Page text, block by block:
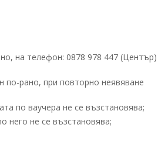
на телефон: 0878 978 447 (Център)
по-рано, при повторно неявяване
по ваучера не се възстановява;
него не се възстановява;